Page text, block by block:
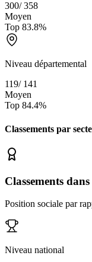
300/358
Moyen
Top 83.8%
Niveau départemental
119/ 141
Moyen
Top 84.4%
Classements par
Classements
Position sociale par
Niveau national